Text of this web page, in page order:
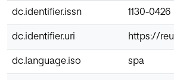
dc.identifier.issn 1130-0426
dc.identifier.uri https://
dc.language.iso spa